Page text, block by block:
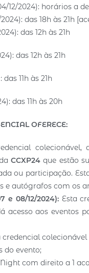
12/2024): horários a
das 18h às 21h
das 12h às 21h
das 12h às 21h
11h às 21h
das 11h às 20h
OFERECE:
colecionável,
CCXP24 que estão
ou participação.
e autógrafos com os
e 08/12/2024): Esta
acesso aos eventos
credencial
do evento;
com direito a 1